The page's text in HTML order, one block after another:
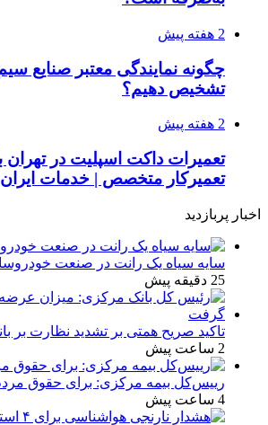
2 هفته پیش
چگونه نمایندگی معتبر صنایع
تشخیص دهیم؟
2 هفته پیش
تعمیرات داکت اسپلیت در تهران
تعمیرکار متخصص | خدمات
اخبار پربازدید
سایه سیاه یک رانت در صنعت
25 دقیقه پیش
تاکید صریح همتی بر تشدید نظارت بر
2 ساعت پیش
رییس‌کل بیمه مرکزی: برای حقوق
4 ساعت پیش